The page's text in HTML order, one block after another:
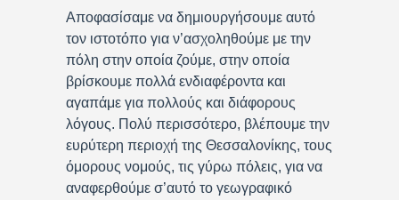
Αποφασίσαμε να δημιουργήσουμε αυτό
τον ιστοτόπο για ν’ασχοληθούμε με την
πόλη στην οποία ζούμε, στην οποία
βρίσκουμε πολλά ενδιαφέροντα και
αγαπάμε για πολλούς και διάφορους
λόγους. Πολύ περισσότερο, βλέπουμε την
ευρύτερη περιοχή της Θεσσαλονίκης, τους
όμορους νομούς, τις γύρω πόλεις, για να
αναφερθούμε σ’αυτό το γεωγραφικό